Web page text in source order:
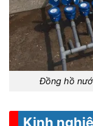
Đồng hồ
Kinh